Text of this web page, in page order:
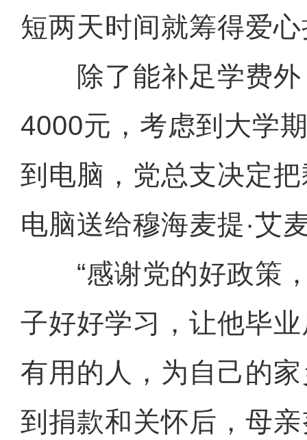
短两天时间就筹得爱
除了能补足学费外
4000元，考虑到大学
到电脑，党总支决定
电脑送给穆海麦提·艾
“感谢党的好政策，
子好好学习，让他毕
有用的人，为自己的
到捐款和关怀后，母